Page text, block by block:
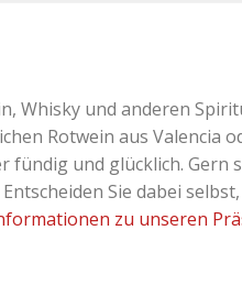
Whisky und anderen
Rotwein aus Valencia
fündig und glücklich. Gern
Sie dabei
zu unseren